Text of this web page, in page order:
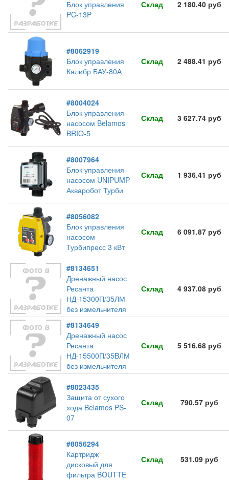
Блок управления
PC-13P
Склад 2 180.40 руб
#8062919
Блок управления
Калибр БАУ-80А
Склад 2 488.41 руб
#8004024
Блок управления
насосом Belamos
BRIO-5
Склад 3 627.74 руб
#8007964
Блок управления
насосом UNIPUMP
Акваробот Турби
Склад 1 936.41 руб
#8056082
Блок управления
насосом
Турбипресс 3 кВт
Склад 6 091.87 руб
#8134651
Дренажный насос
Ресанта
НД-15300П/35ЛМ
без измельчителя
Склад 4 937.08 руб
#8134649
Дренажный насос
Ресанта
НД-15500П/35BЛМ
без измельчителя
Склад 5 516.68 руб
#8023435
Защита от сухого
хода Belamos PS-
07
Склад 790.57 руб
#8056294
Картридж
дисковый для
фильтра BOUTTE
Склад 531.09 руб